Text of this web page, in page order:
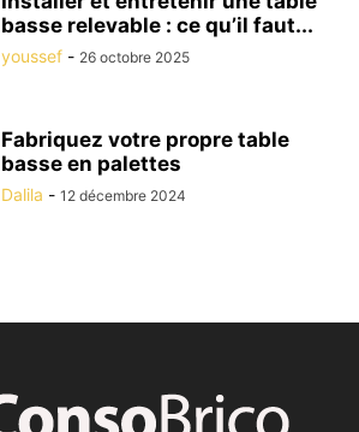
basse relevable : ce qu’il faut...
youssef - 26 octobre 2025
Fabriquez votre propre table
basse en palettes
Dalila - 12 décembre 2024